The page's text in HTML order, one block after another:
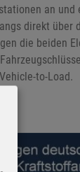
an
direkt über
die beiden
to-Load.